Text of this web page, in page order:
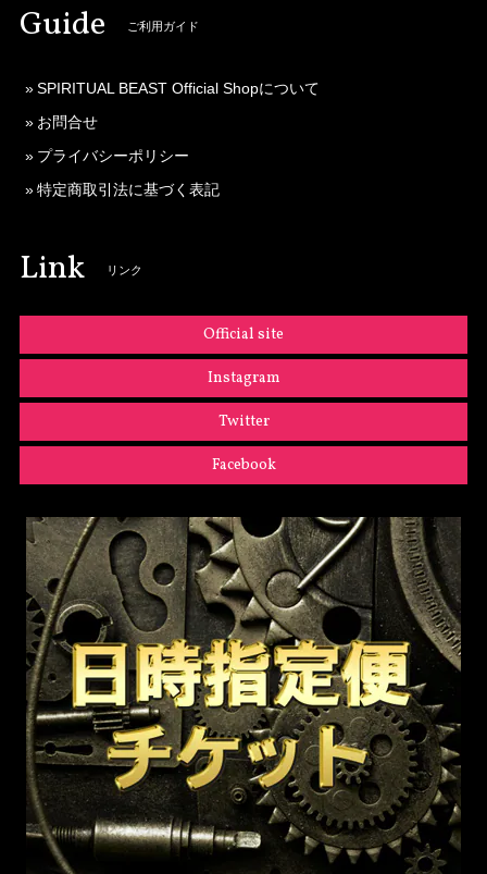
Guide ご利用ガイド
SPIRITUAL BEAST Official Shopについて
お問合せ
プライバシーポリシー
特定商取引法に基づく表記
Link リンク
Official site
Instagram
Twitter
Facebook